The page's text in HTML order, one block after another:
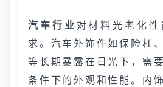
汽车行业 对材料光老化
求。汽车外饰件如保险杠
等长期暴露在日光下，需
条件下的外观和性能。内